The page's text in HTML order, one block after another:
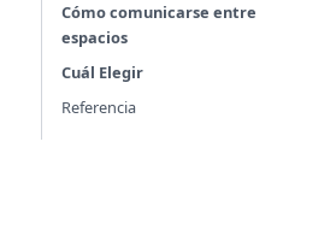
Cómo comunicarse entre
espacios
Cuál Elegir
Referencia